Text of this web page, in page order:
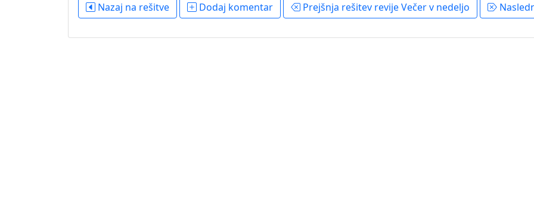
Nazaj na rešitve Dodaj komentar Prejšnja rešitev revije Večer v nedeljo